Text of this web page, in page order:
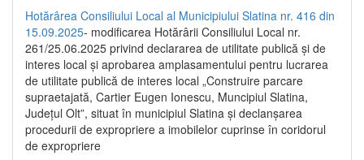
Hotărârea Consiliului Local al Municipiului Slatina nr. 416 din
15.09.2025- modificarea Hotărârii Consiliului Local nr.
261/25.06.2025 privind declararea de utilitate publică și de
interes local și aprobarea amplasamentului pentru lucrarea
de utilitate publică de interes local „Construire parcare
supraetajată, Cartier Eugen Ionescu, Muncipiul Slatina,
Județul Olt”, situat în municipiul Slatina și declanșarea
procedurii de expropriere a imobilelor cuprinse în coridorul
de expropriere